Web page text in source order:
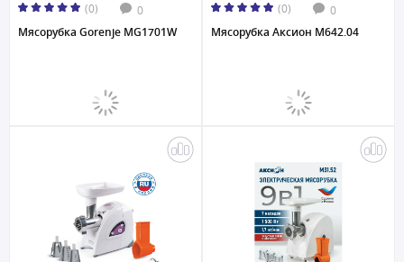
(0) 0
Мясорубка Gorenje MG1701W
(0) 0
Мясорубка Аксион М642.04